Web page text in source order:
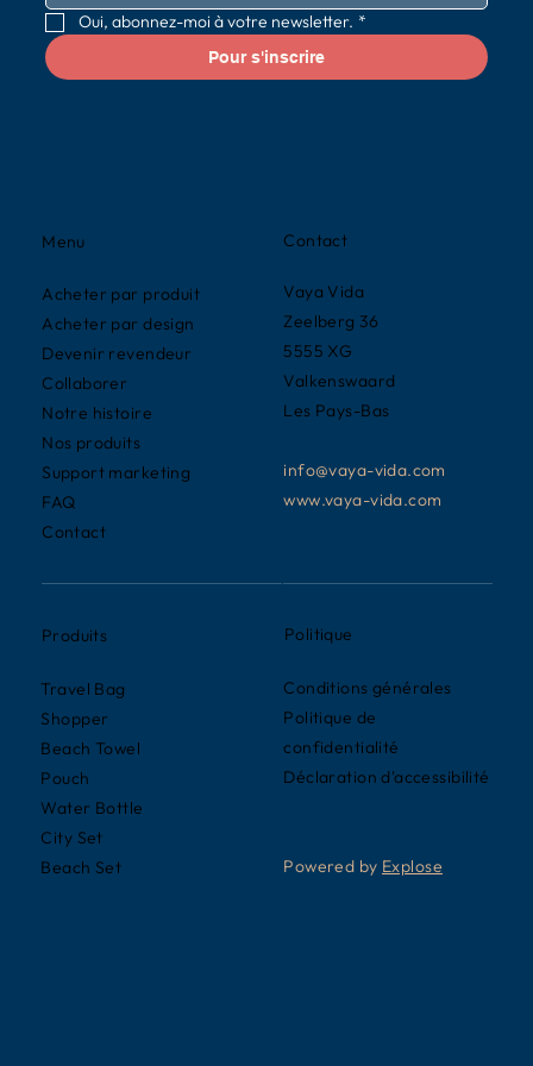
Contact
Vaya Vida
Zeelberg 36
5555 XG
Valkenswaard
Les Pays-Bas
info@vaya-vida.com
www.vaya-vida.com
Menu
Acheter par produit
Acheter par design
Devenir revendeur
Collaborer
Notre histoire
Nos produits
Support marketing
FAQ
Contact
Produits
Travel Bag
Shopper
Beach Towel
Pouch
Water Bottle
City Set
Beach Set
Politique
Conditions générales
Politique de
confidentialité
Déclaration d'accessibilité
Powered by Explose
Oui, abonnez-moi à votre newsletter. *
Pour s'inscrire